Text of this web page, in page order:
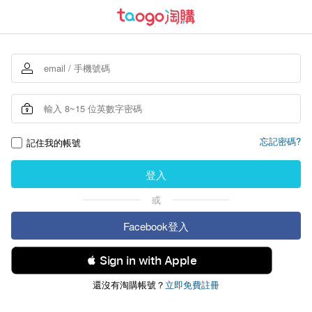
記住我的帳號 忘記密碼?
登入
或
Facebook登入
 Sign in with Apple
還沒有淘購帳號？ 立即免費註冊